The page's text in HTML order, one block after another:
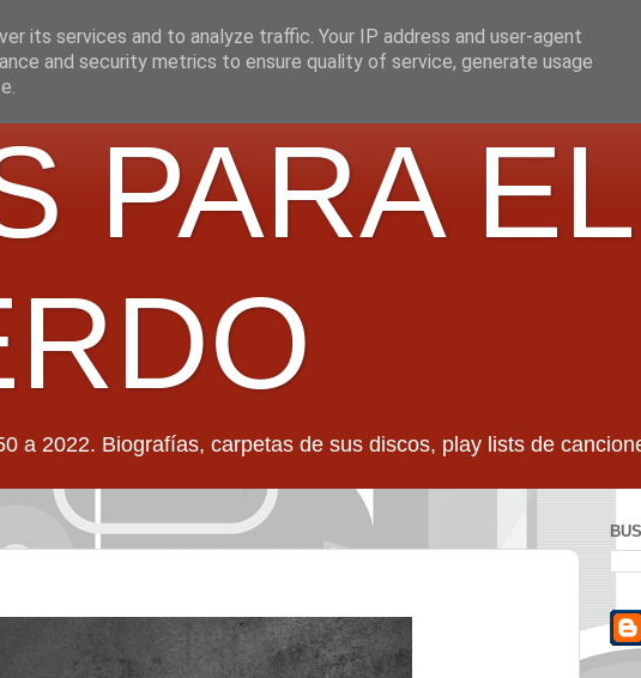
PARA EL
a 2022. Biografías, carpetas de sus discos, play lists de
its services and to analyze traffic. Your IP address and user-agent
and security metrics to ensure quality of service, generate usage